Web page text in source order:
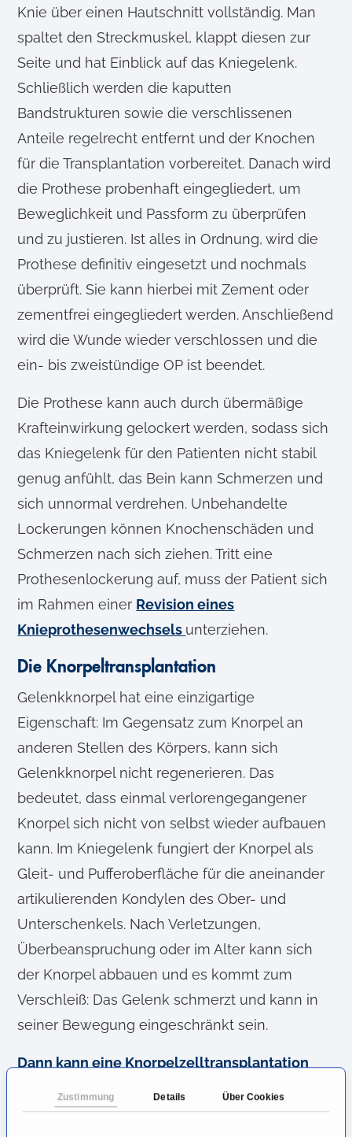
Zustimmung Details Über Cookies
Knie über einen Hautschnitt vollständig. Man
spaltet den Streckmuskel, klappt diesen zur
Seite und hat Einblick auf das Kniegelenk.
Schließlich werden die kaputten
Bandstrukturen sowie die verschlissenen
Anteile regelrecht entfernt und der Knochen
für die Transplantation vorbereitet. Danach wird
die Prothese probenhaft eingegliedert, um
Beweglichkeit und Passform zu überprüfen
und zu justieren. Ist alles in Ordnung, wird die
Prothese definitiv eingesetzt und nochmals
überprüft. Sie kann hierbei mit Zement oder
zementfrei eingegliedert werden. Anschließend
wird die Wunde wieder verschlossen und die
ein- bis zweistündige OP ist beendet.
Die Prothese kann auch durch übermäßige
Krafteinwirkung gelockert werden, sodass sich
das Kniegelenk für den Patienten nicht stabil
genug anfühlt, das Bein kann Schmerzen und
sich unnormal verdrehen. Unbehandelte
Lockerungen können Knochenschäden und
Schmerzen nach sich ziehen. Tritt eine
Prothesenlockerung auf, muss der Patient sich
im Rahmen einer Revision eines
Knieprothesenwechsels unterziehen.
Die Knorpeltransplantation
Gelenkknorpel hat eine einzigartige
Eigenschaft: Im Gegensatz zum Knorpel an
anderen Stellen des Körpers, kann sich
Gelenkknorpel nicht regenerieren. Das
bedeutet, dass einmal verlorengegangener
Knorpel sich nicht von selbst wieder aufbauen
kann. Im Kniegelenk fungiert der Knorpel als
Gleit- und Pufferoberfläche für die aneinander
artikulierenden Kondylen des Ober- und
Unterschenkels. Nach Verletzungen,
Überbeanspruchung oder im Alter kann sich
der Knorpel abbauen und es kommt zum
Verschleiß: Das Gelenk schmerzt und kann in
seiner Bewegung eingeschränkt sein.
Dann kann eine Knorpelzelltransplantation
. Gesundes körpereigenes
Knorpelgewebe wird hierzu entnommen und